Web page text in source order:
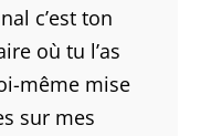
c’est ton
où tu l’as
même mise
sur mes